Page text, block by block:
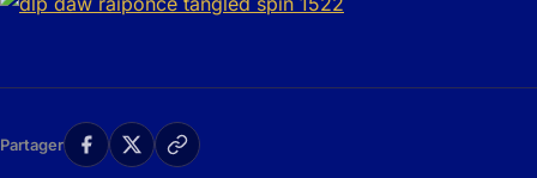
Partager